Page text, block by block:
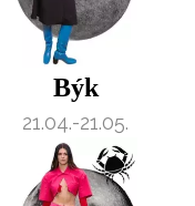
Býk
21.04.-21.05.